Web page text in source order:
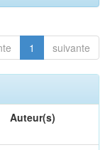
1 suivante
Auteur(s)